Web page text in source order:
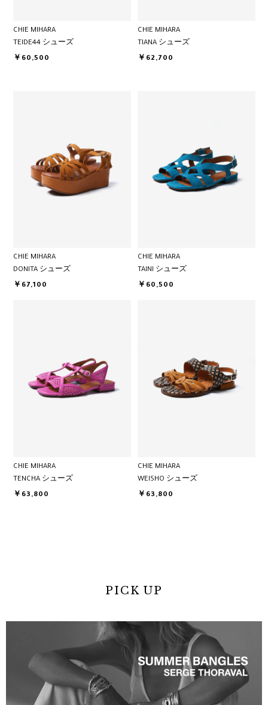
CHIE MIHARA
TEIDE44 シューズ
￥60,500
CHIE MIHARA
TIANA シューズ
￥62,700
CHIE MIHARA
DONITA シューズ
￥67,100
CHIE MIHARA
TAINI シューズ
￥60,500
CHIE MIHARA
TENCHA シューズ
￥63,800
CHIE MIHARA
WEISHO シューズ
￥63,800
PICK UP